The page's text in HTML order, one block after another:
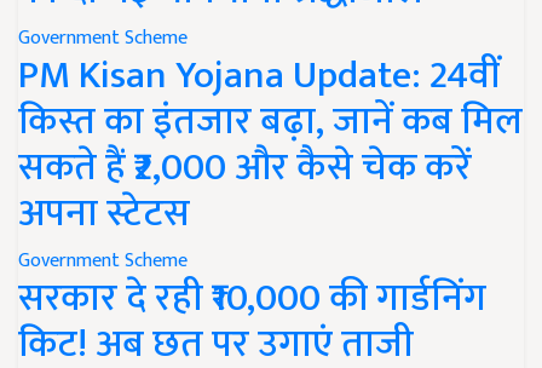
Government Scheme
PM Kisan Yojana Update: 24वीं
किस्त का इंतजार बढ़ा, जानें कब मिल
सकते हैं ₹2,000 और कैसे चेक करें
अपना स्टेटस
Government Scheme
सरकार दे रही ₹10,000 की गार्डनिंग
किट! अब छत पर उगाएं ताजी